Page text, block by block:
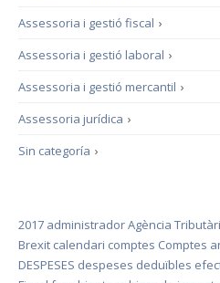
›
Assessoria i gestió fiscal
›
Assessoria i gestió laboral
›
Assessoria i gestió mercantil
›
Assessoria jurídica
›
Sin categoría
2017 administradorAgència
Brexit calendari comptes Comptes
DESPESES despeses deduïbles